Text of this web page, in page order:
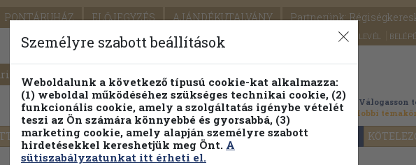
PONTÁRUHÁZ ELŐJEGYZÉS AJÁNDÉKUTALVÁNY Partnerünk:
SEGÍTSÉG HÍRLEVÉL
PILLANATNYI ÁRAINK FENNTARTHATÓ OLVASMÁNYOK
Részletes kereső Témaköri fa
Válogasson
Hobbi
Személyre szabott beállítások
Weboldalunk a következő típusú cookie-kat alkalmazza:
(1) weboldal működéséhez szükséges technikai cookie, (2)
funkcionális cookie, amely a szolgáltatás igénybe vételét
teszi az Ön számára könnyebbé és gyorsabbá, (3)
marketing cookie, amely alapján személyre szabott
hirdetésekkel kereshetjük meg Önt. A
sütiszabályzatunkat itt érheti el.